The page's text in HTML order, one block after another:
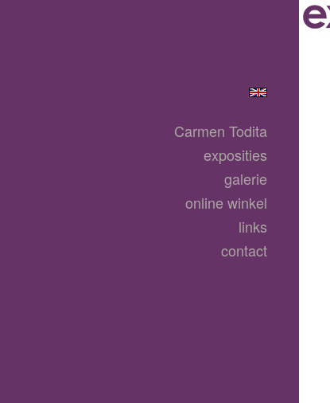
Carmen Todita
exposities
galerie
online winkel
links
contact